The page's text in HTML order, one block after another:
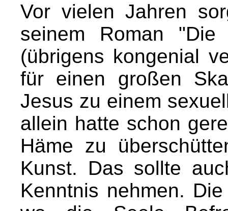
Vor vielen Jahren
seinem Roman "Die
(übrigens kongenial
für einen großen
Jesus zu einem
allein hatte schon
Häme zu
Kunst. Das sollte
Kenntnis nehmen.